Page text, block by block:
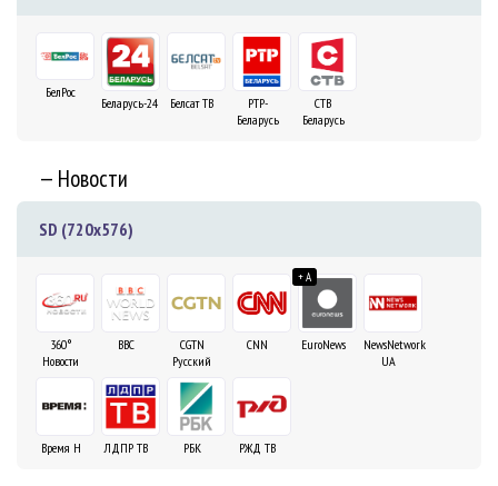
БелРос
Беларусь-24 Белсат ТВ
РТР-
Беларусь
СТВ
Беларусь
— Новости
SD (720x576)
360°
Новости
BBC
CGTN
Русский
CNN
+ A
EuroNews
NewsNetwork
UA
Время Н ЛДПР ТВ РБК РЖД ТВ